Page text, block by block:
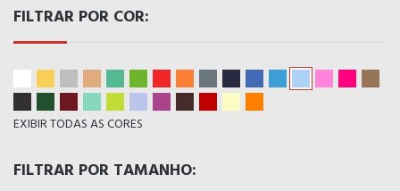
FILTRAR POR COR:
EXIBIR TODAS AS CORES
FILTRAR POR TAMANHO: